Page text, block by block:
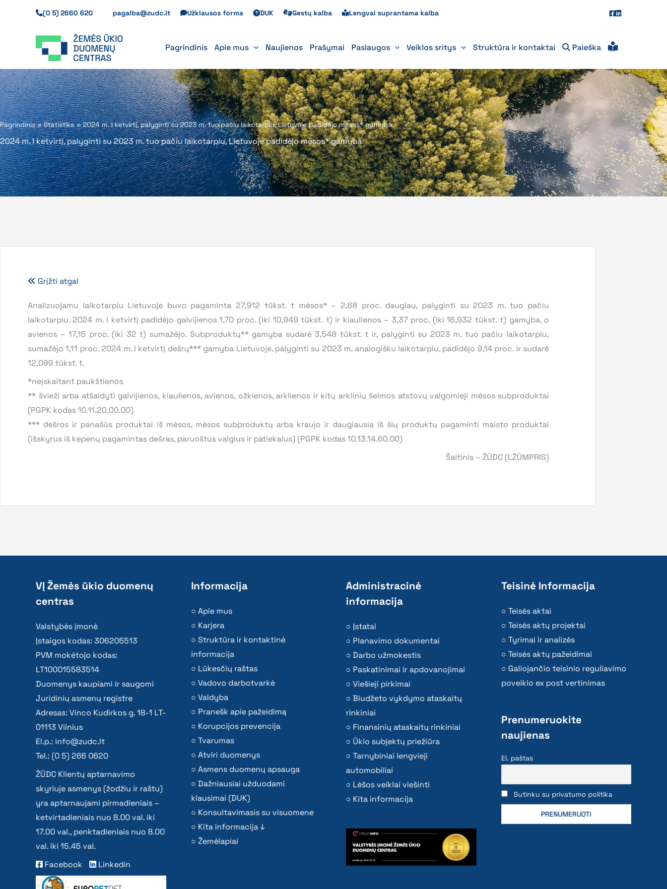
(0 5) 2660 620 pagalba@zudc.lt Užklausos forma DUK Gestų kalba Lengvai suprantama kalba
Pagrindinis Apie mus Naujienos Prašymai Paslaugos Veiklos sritys Struktūra ir kontaktai Paieška
Pagrindinis»Statistika»2024 m. I ketvirtį, palyginti su 2023 m. tuo pačiu laikotarpiu, Lietuvoje padidėjo mėsos* gamyba
2024 m. I ketvirtį, palyginti su 2023 m. tuo pačiu laikotarpiu, Lietuvoje padidėjo mėsos* gamyba
Grįžti atgal
Analizuojamu laikotarpiu Lietuvoje buvo pagaminta 27,912 tūkst. t mėsos* – 2,68 proc. daugiau, palyginti su 2023 m. tuo pačiu
laikotarpiu. 2024 m. I ketvirtį padidėjo galvijienos 1,70 proc. (iki 10,949 tūkst. t) ir kiaulienos – 3,37 proc. (iki 16,932 tūkst. t) gamyba, o
avienos – 17,15 proc. (iki 32 t) sumažėjo. Subproduktų** gamyba sudarė 3,548 tūkst. t ir, palyginti su 2023 m. tuo pačiu laikotarpiu,
sumažėjo 1,11 proc. 2024 m. I ketvirtį dešrų*** gamyba Lietuvoje, palyginti su 2023 m. analogišku laikotarpiu, padidėjo 9,14 proc. ir sudarė
12,099 tūkst. t.
*neįskaitant paukštienos
** švieži arba atšaldyti galvijienos, kiaulienos, avienos, ožkienos, arklienos ir kitų arklinių šeimos atstovų valgomieji mėsos subproduktai
(PGPK kodas 10.11.20.00.00)
*** dešros ir panašūs produktai iš mėsos, mėsos subproduktų arba kraujo ir daugiausia iš šių produktų pagaminti maisto produktai
(išskyrus iš kepenų pagamintas dešras, paruoštus valgius ir patiekalus) (PGPK kodas 10.13.14.60.00)
Šaltinis – ŽŪDC (LŽŪMPRIS)
VĮ Žemės ūkio duomenų
centras
Valstybės įmonė
Įstaigos kodas: 306205513
PVM mokėtojo kodas:
LT100015583514
Duomenys kaupiami ir saugomi
Juridinių asmenų registre
Adresas: Vinco Kudirkos g. 18-1 LT-
01113 Vilnius
El.p.: info@zudc.lt
Tel.: (0 5) 266 0620
ŽŪDC Klientų aptarnavimo
skyriuje asmenys (žodžiu ir raštu)
yra aptarnaujami pirmadieniais –
ketvirtadieniais nuo 8.00 val. iki
17.00 val., penktadieniais nuo 8.00
val. iki 15.45 val.
Facebook
Linkedin
Informacija
Apie mus
Karjera
Struktūra ir kontaktinė
informacija
Lūkesčių raštas
Vadovo darbotvarkė
Valdyba
Pranešk apie pažeidimą
Korupcijos prevencija
Tvarumas
Atviri duomenys
Asmens duomenų apsauga
Dažniausiai užduodami
klausimai (DUK)
Konsultavimasis su visuomene
Kita informacija ↓
Žemėlapiai
Administracinė
informacija
Įstatai
Planavimo dokumentai
Darbo užmokestis
Paskatinimai ir apdovanojimai
Viešieji pirkimai
Biudžeto vykdymo ataskaitų
rinkiniai
Finansinių ataskaitų rinkiniai
Ūkio subjektų priežiūra
Tarnybiniai lengvieji
automobiliai
Lėšos veiklai viešinti
Kita informacija
Teisinė Informacija
Teisės aktai
Teisės aktų projektai
Tyrimai ir analizės
Teisės aktų pažeidimai
Galiojančio teisinio reguliavimo
poveikio ex post vertinimas
Prenumeruokite
naujienas
El. paštas
Sutinku su privatumo politika